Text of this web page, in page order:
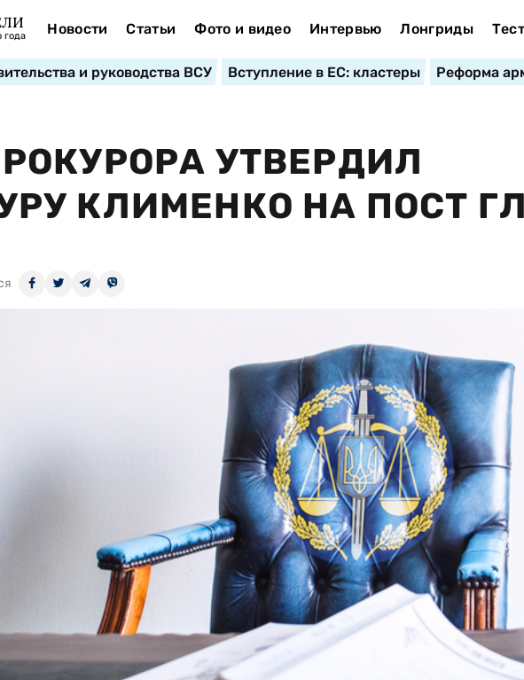
года Новости Статьи Фото и видео Интервью Лонгриды
и руководства ВСУ Вступление в ЕС: кластеры Реформа
УТВЕРДИЛ
КЛИМЕНКО НА ПОСТ